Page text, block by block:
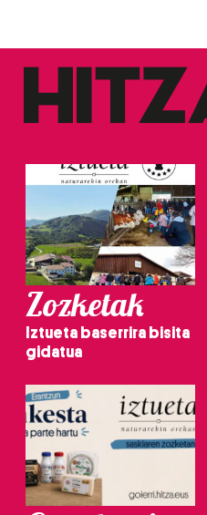
Zozketak
Iztueta baserrira bisita
gidatua